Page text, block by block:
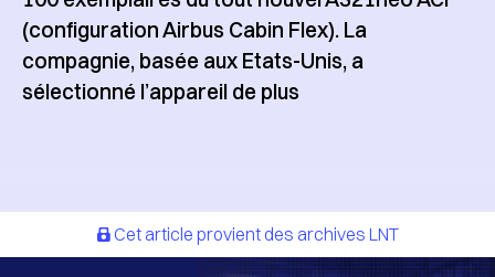
(configuration Airbus Cabin Flex). La
compagnie, basée aux Etats-Unis, a
sélectionné l’appareil de plus
Cet article provient des archives LNT